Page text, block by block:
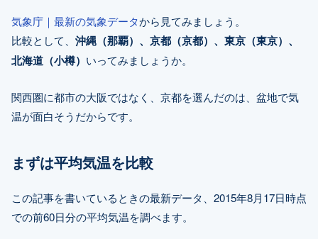
気象庁｜最新の気象データから見てみましょう。
比較として、 沖縄（那覇）、京都（京都）、東京（東京）、
北海道（小樽） いってみましょうか。
関西圏に都市の大阪ではなく、京都を選んだのは、盆地で気
温が面白そうだからです。
まずは平均気温を比較
この記事を書いているときの最新データ、2015年8月17日時点
での前60日分の平均気温を調べます。